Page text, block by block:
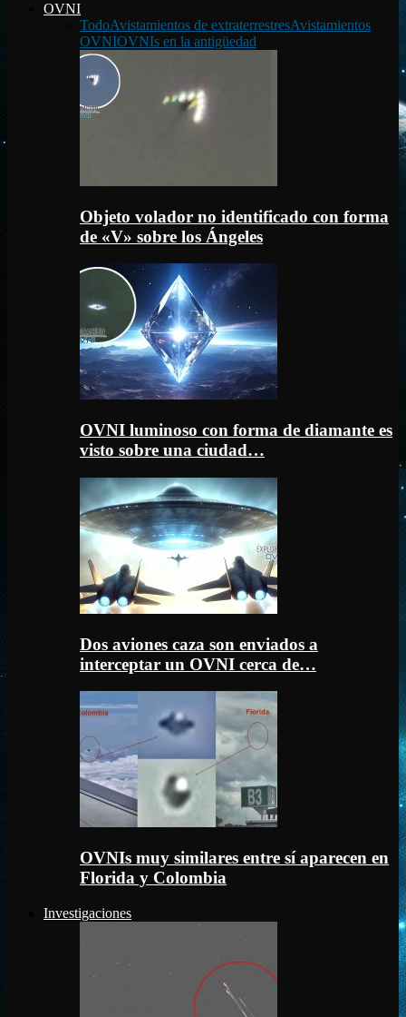
OVNI
TodoAvistamientos de extraterrestresAvistamientos
OVNIOVNIs en la antigüedad
Objeto volador no identificado con forma
de «V» sobre los Ángeles
OVNI luminoso con forma de diamante es
visto sobre una ciudad…
Dos aviones caza son enviados a
interceptar un OVNI cerca de…
OVNIs muy similares entre sí aparecen en
Florida y Colombia
Investigaciones